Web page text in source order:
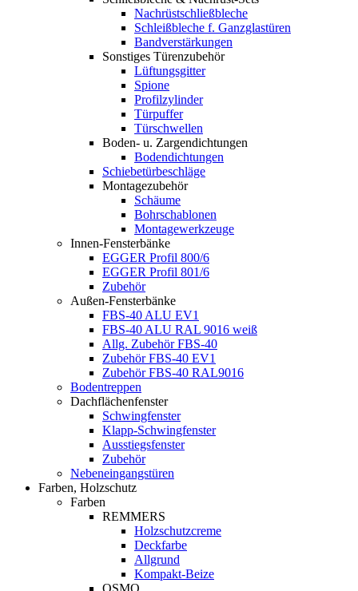
Nachrüstschließbleche
Schleißbleche f. Ganzglastüren
Bandverstärkungen
Sonstiges Türenzubehör
Lüftungsgitter
Spione
Profilzylinder
Türpuffer
Türschwellen
Boden- u. Zargendichtungen
Bodendichtungen
Schiebetürbeschläge
Montagezubehör
Schäume
Bohrschablonen
Montagewerkzeuge
Innen-Fensterbänke
EGGER Profil 800/6
EGGER Profil 801/6
Zubehör
Außen-Fensterbänke
FBS-40 ALU EV1
FBS-40 ALU RAL 9016 weiß
Allg. Zubehör FBS-40
Zubehör FBS-40 EV1
Zubehör FBS-40 RAL9016
Bodentreppen
Dachflächenfenster
Schwingfenster
Klapp-Schwingfenster
Ausstiegsfenster
Zubehör
Nebeneingangstüren
Farben, Holzschutz
Farben
REMMERS
Holzschutzcreme
Deckfarbe
Allgrund
Kompakt-Beize
OSMO